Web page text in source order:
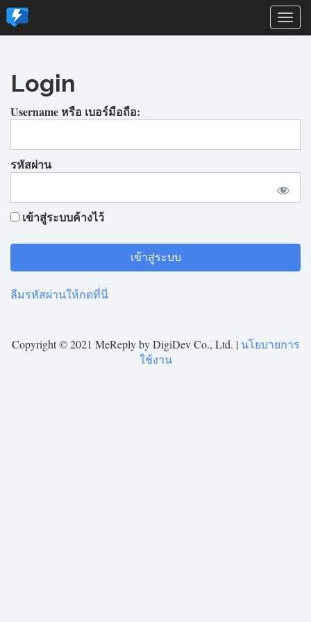
Login
Username หรือ เบอร์มือถือ:
รหัสผ่าน
เข้าสู่ระบบค้างไว้
ลืมรหัสผ่านให้กดที่นี่
Copyright © 2021 MeReply by DigiDev Co., Ltd. | นโยบายการ
ใช้งาน